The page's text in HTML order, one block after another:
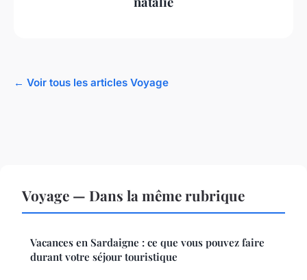
← Voir tous les articles Voyage
Voyage — Dans la même rubrique
Vacances en Sardaigne : ce que vous pouvez faire
durant votre séjour touristique